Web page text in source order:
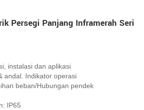
Persegi Panjang Inframerah Seri
instalasi dan aplikasi
andal. Indikator operasi
beban/Hubungan pendek
IP65